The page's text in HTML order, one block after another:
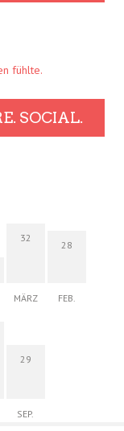
fühlte.
SOCIAL.
32
MÄRZ
28
FEB.
29
SEP.